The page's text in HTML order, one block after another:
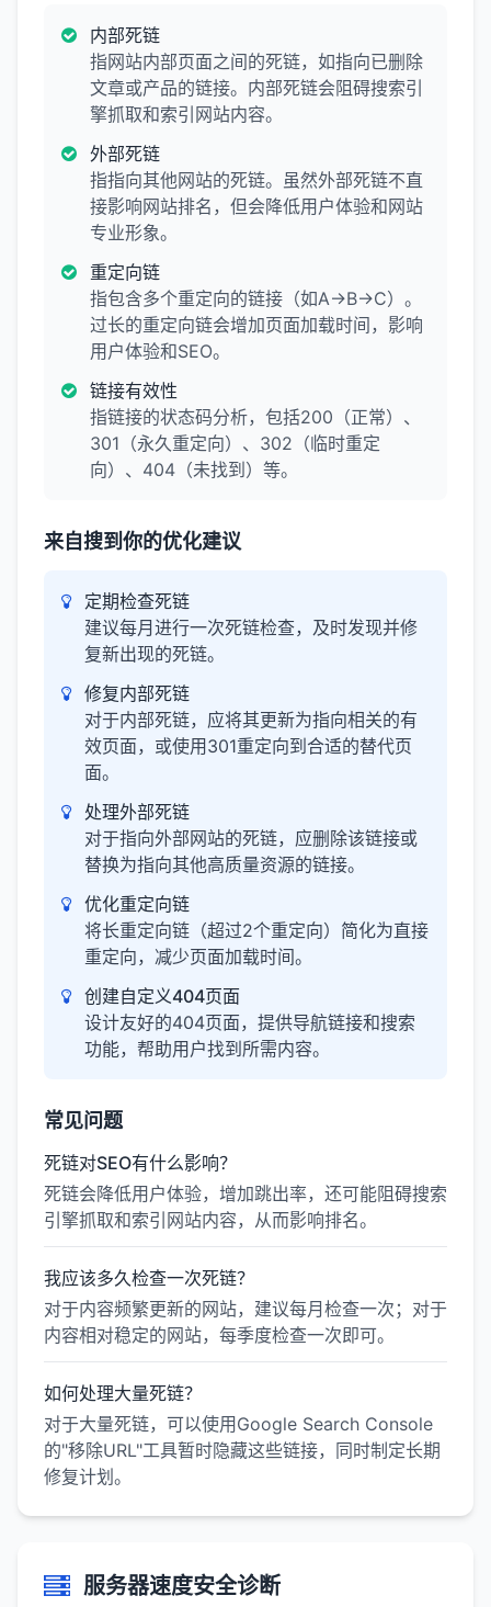
内部死链
指网站内部页面之间的死链，如指向已删除
文章或产品的链接。内部死链会阻碍搜索引
擎抓取和索引网站内容。
外部死链
指指向其他网站的死链。虽然外部死链不直
接影响网站排名，但会降低用户体验和网站
专业形象。
重定向链
指包含多个重定向的链接（如A→B→C）。
过长的重定向链会增加页面加载时间，影响
用户体验和SEO。
链接有效性
指链接的状态码分析，包括200（正常）、
301（永久重定向）、302（临时重定
向）、404（未找到）等。
来自搜到你的优化建议
定期检查死链
建议每月进行一次死链检查，及时发现并修
复新出现的死链。
修复内部死链
对于内部死链，应将其更新为指向相关的有
效页面，或使用301重定向到合适的替代页
面。
处理外部死链
对于指向外部网站的死链，应删除该链接或
替换为指向其他高质量资源的链接。
优化重定向链
将长重定向链（超过2个重定向）简化为直接
重定向，减少页面加载时间。
创建自定义404页面
设计友好的404页面，提供导航链接和搜索
功能，帮助用户找到所需内容。
常见问题
死链对SEO有什么影响？
死链会降低用户体验，增加跳出率，还可能阻碍搜索
引擎抓取和索引网站内容，从而影响排名。
我应该多久检查一次死链？
对于内容频繁更新的网站，建议每月检查一次；对于
内容相对稳定的网站，每季度检查一次即可。
如何处理大量死链？
对于大量死链，可以使用Google Search Console
的"移除URL"工具暂时隐藏这些链接，同时制定长期
修复计划。
服务器速度安全诊断